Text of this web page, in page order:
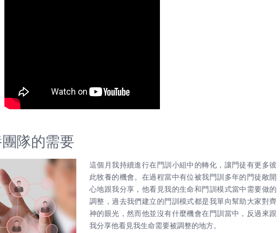
隊的需要
這個月我持續進行在門訓小組中的轉化，讓門徒有更多彼
此牧養的機會。在過程當中有位被我門訓多年的門徒敞開
心地跟我分享，他看見我的生命和門訓模式當中需要做的
調整，過去我們建立的門訓模式都是我單向幫助大家對齊
神的眼光，然而他並沒有什麼機會在門訓當中，反過來跟
我分享他看見我生命需要被調整的地方。